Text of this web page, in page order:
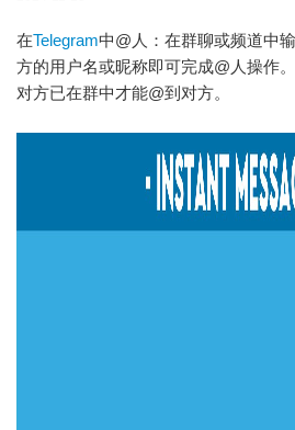
在Telegram中@人：在群聊或频道中
方的用户名或昵称即可完成@人操作
对方已在群中才能@到对方。